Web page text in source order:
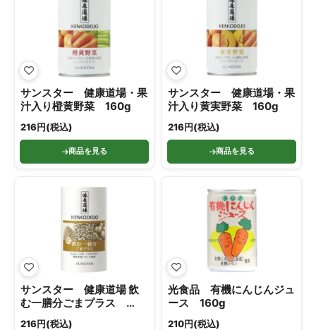
サンスター 健康道場・果
汁入り橙黄野菜 160g
216円(税込)
商品を見る
サンスター 健康道場・果
汁入り黄実野菜 160g
216円(税込)
商品を見る
サンスター 健康道場 飲
む一膳分ごまプラス
160g
216円(税込)
光食品 有機にんじんジュ
ース 160g
210円(税込)